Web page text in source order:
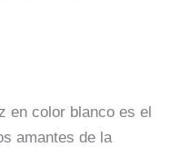
en color blanco es el
amantes de la